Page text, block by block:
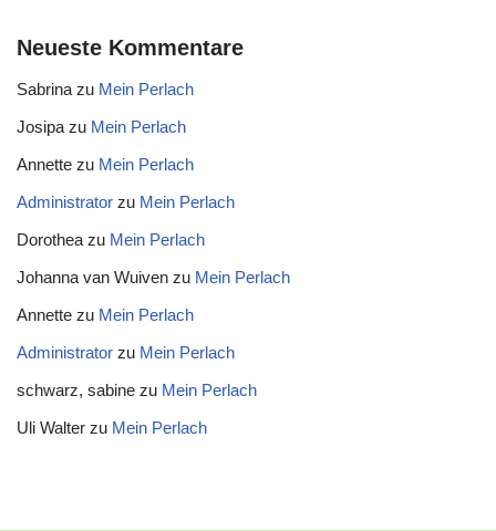
Neueste Kommentare
Sabrina zu Mein Perlach
Josipa zu Mein Perlach
Annette zu Mein Perlach
Administrator zu Mein Perlach
Dorothea zu Mein Perlach
Johanna van Wuiven zu Mein Perlach
Annette zu Mein Perlach
Administrator zu Mein Perlach
schwarz, sabine zu Mein Perlach
Uli Walter zu Mein Perlach